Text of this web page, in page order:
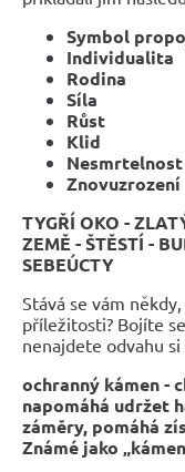
Symbol
Individualita
Rodina
Síla
Růst
Klid
Nesmrtelnost
Znovuzrození
TYGŘÍ OKO -
ZEMĚ - ŠTĚSTÍ -
SEBEÚCTY
Stává se vám
příležitosti? Bojíte
nenajdete odvahu
ochranný kámen -
napomáhá udržet
záměry, pomáhá
Známé jako